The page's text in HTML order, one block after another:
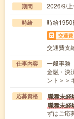
期間 2026/9/
時給 時給1950
交通費
交通費支
仕事内容
一般事務
金融・決
ント＞＞
応募資格
職種未経
職種未経
ずはご応